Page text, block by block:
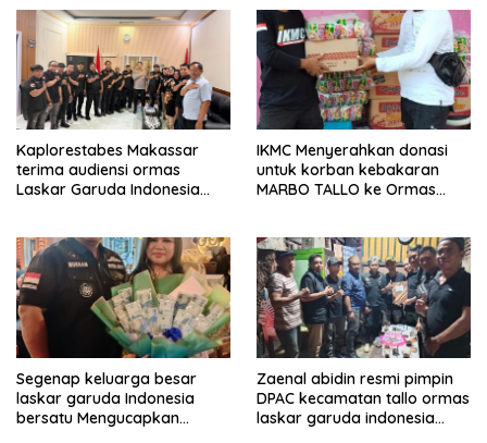
Kaplorestabes Makassar
terima audiensi ormas
Laskar Garuda Indonesia
IKMC Menyerahkan donasi
untuk korban kebakaran
MARBO TALLO ke Ormas
Segenap keluarga besar
laskar garuda Indonesia
bersatu Mengucapkan
Zaenal abidin resmi pimpin
DPAC kecamatan tallo ormas
laskar garuda indonesia